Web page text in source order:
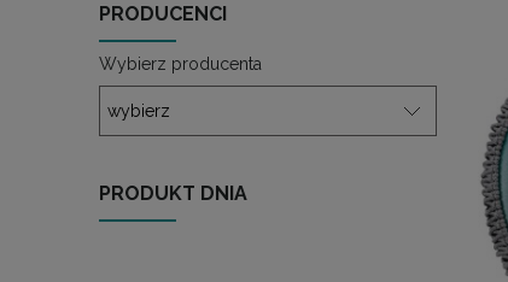
PRODUCENCI
Wybierz producenta
PRODUKT DNIA